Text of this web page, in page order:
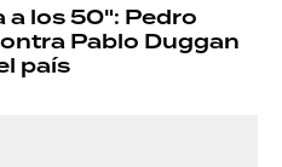
a los 50": Pedro
Pablo Duggan
país